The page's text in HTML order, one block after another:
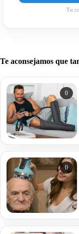
Tu
Te aconsejamos que
0
0